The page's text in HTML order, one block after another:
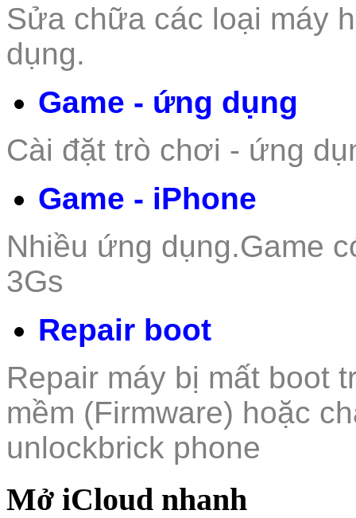
Sửa chữa các loại máy h
dụng.
Game - ứng dụng
Cài đặt trò chơi - ứng
Game - iPhone
Nhiều ứng dụng.Game
3Gs
Repair boot
Repair máy bị mất boot
mềm (Firmware) hoặc
unlockbrick phone
Mở iCloud nhanh